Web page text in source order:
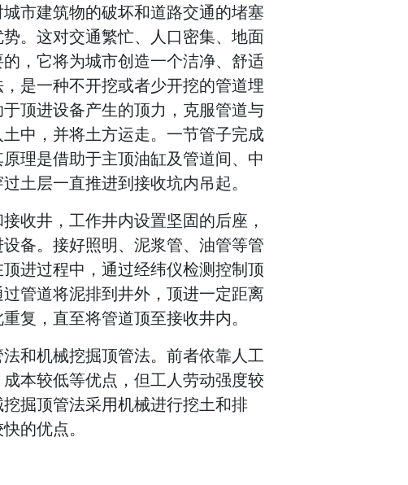
市建筑物的破坏和道路交通的堵塞
。这对交通繁忙、人口密集、地面
，它将为城市创造一个洁净、舒适
是一种不开挖或者少开挖的管道埋
顶进设备产生的顶力，克服管道与
中，并将土方运走。一节管子完成
理是借助于主顶油缸及管道间、中
土层一直推进到接收坑内吊起。
收井，工作井内设置坚固的后座，
备。接好照明、泥浆管、油管等管
进过程中，通过经纬仪检测控制顶
管道将泥排到井外，顶进一定距离
复，直至将管道顶至接收井内。
和机械挖掘顶管法。前者依靠人工
本较低等优点，但工人劳动强度较
掘顶管法采用机械进行挖土和排
的优点。